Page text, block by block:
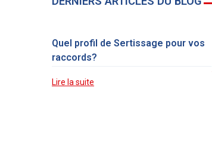
Quel profil de Sertissage pour vos
raccords?
Lire la suite